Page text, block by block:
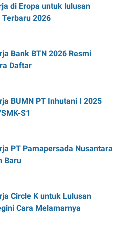
di Eropa untuk lulusan
2026
Bank BTN 2026 Resmi
Daftar
BUMN PT Inhutani I 2025
S1
PT Pamapersada Nusantara
Baru
Circle K untuk Lulusan
Cara Melamarnya